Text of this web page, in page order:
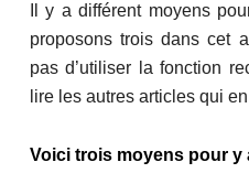
Il y a différent moyens
proposons trois dans cet
pas d’utiliser la fonction
lire les autres articles qui
Voici trois moyens pour y